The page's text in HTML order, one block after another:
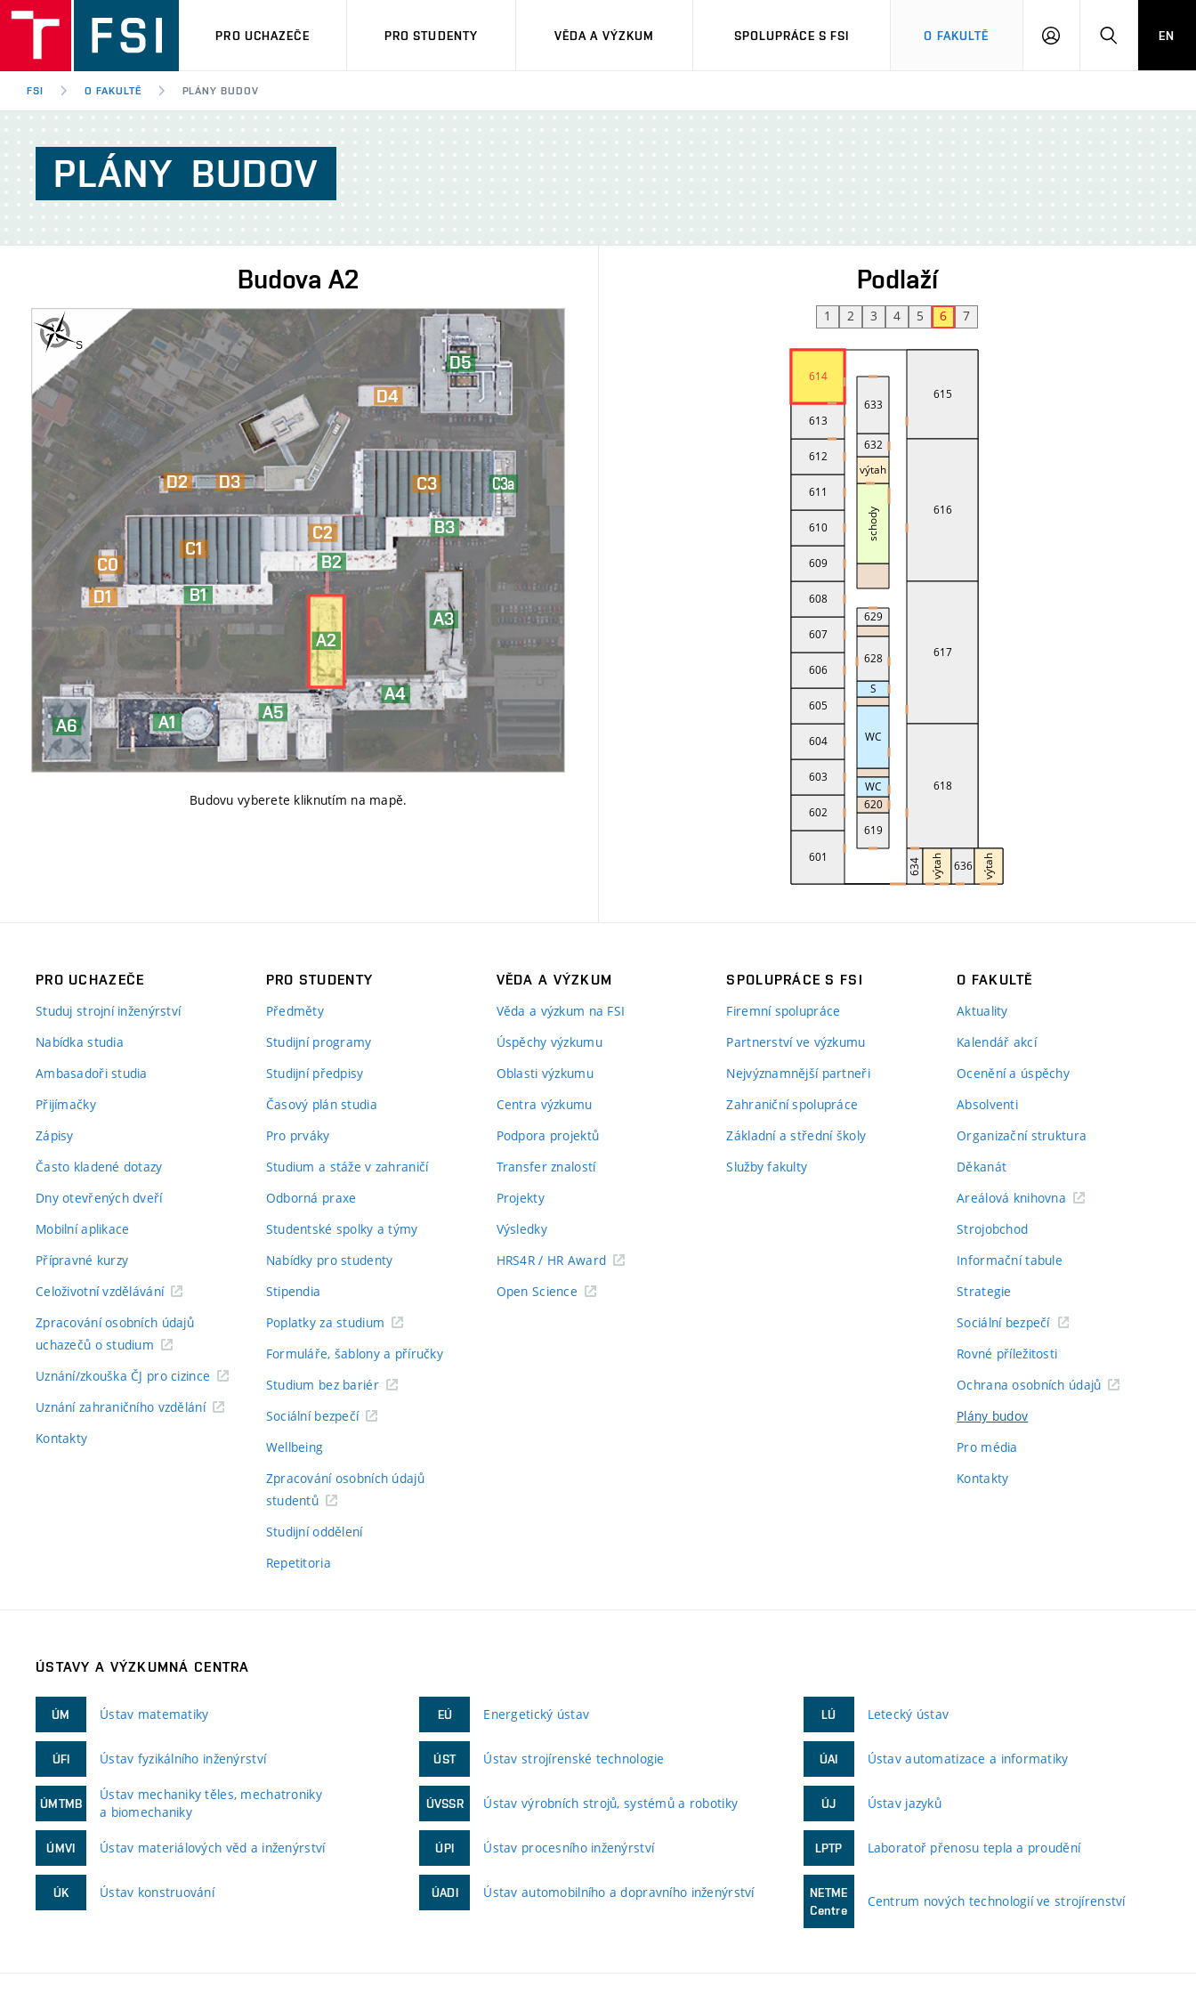
PRO UCHAZEČE PRO STUDENTY VĚDA A VÝZKUM SPOLUPRÁCE S FSI O FAKULTĚ
PŘIHLÁŠENÍHLEDAT
EN
FSI O FAKULTĚ PLÁNY BUDOV
PLÁNY BUDOV
BudovaA2
Budovu vyberete kliknutím na mapě.
Podlaží
1 2 3 4 5 6 7
PRO UCHAZEČE
Studuj strojní inženýrství
Nabídka studia
Ambasadoři studia
Přijímačky
Zápisy
Často kladené dotazy
Dny otevřených dveří
Mobilní aplikace
Přípravné kurzy
Celoživotní vzdělávání
Zpracování osobních údajů
uchazečů o studium
Uznání/zkouška ČJ pro cizince
Uznání zahraničního vzdělání
Kontakty
PRO STUDENTY
Předměty
Studijní programy
Studijní předpisy
Časový plán studia
Pro prváky
Studium a stáže v zahraničí
Odborná praxe
Studentské spolky a týmy
Nabídky pro studenty
Stipendia
Poplatky za studium
Formuláře, šablony a příručky
Studium bez bariér
Sociální bezpečí
Wellbeing
Zpracování osobních údajů
studentů
Studijní oddělení
Repetitoria
VĚDA A VÝZKUM
Věda a výzkum na FSI
Úspěchy výzkumu
Oblasti výzkumu
Centra výzkumu
Podpora projektů
Transfer znalostí
Projekty
Výsledky
HRS4R / HR Award
Open Science
SPOLUPRÁCE S FSI
Firemní spolupráce
Partnerství ve výzkumu
Nejvýznamnější partneři
Zahraniční spolupráce
Základní a střední školy
Služby fakulty
O FAKULTĚ
Aktuality
Kalendář akcí
Ocenění a úspěchy
Absolventi
Organizační struktura
Děkanát
Areálová knihovna
Strojobchod
Informační tabule
Strategie
Sociální bezpečí
Rovné příležitosti
Ochrana osobních údajů
Plány budov
Pro média
Kontakty
ÚSTAVY A VÝZKUMNÁ CENTRA
ÚM Ústav matematiky
ÚFI Ústav fyzikálního inženýrství
ÚMTMB
Ústav mechaniky těles, mechatroniky
a biomechaniky
ÚMVI Ústav materiálových věd a inženýrství
ÚK Ústav konstruování
EÚ Energetický ústav
ÚST Ústav strojírenské technologie
ÚVSSR Ústav výrobních strojů, systémů a robotiky
ÚPI Ústav procesního inženýrství
ÚADI Ústav automobilního a dopravního inženýrství
LÚ Letecký ústav
ÚAI Ústav automatizace a informatiky
ÚJ Ústav jazyků
LPTP Laboratoř přenosu tepla a proudění
NETME
Centre
Centrum nových technologií ve strojírenství